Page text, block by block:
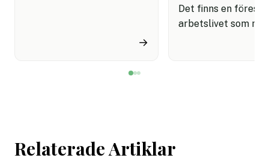
miljon svenskar uppger att
→
Det finns en
arbetslivet som
Relaterade Artiklar